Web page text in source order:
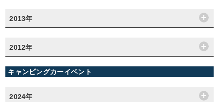
2013年
2012年
キャンピングカーイベント
2024年